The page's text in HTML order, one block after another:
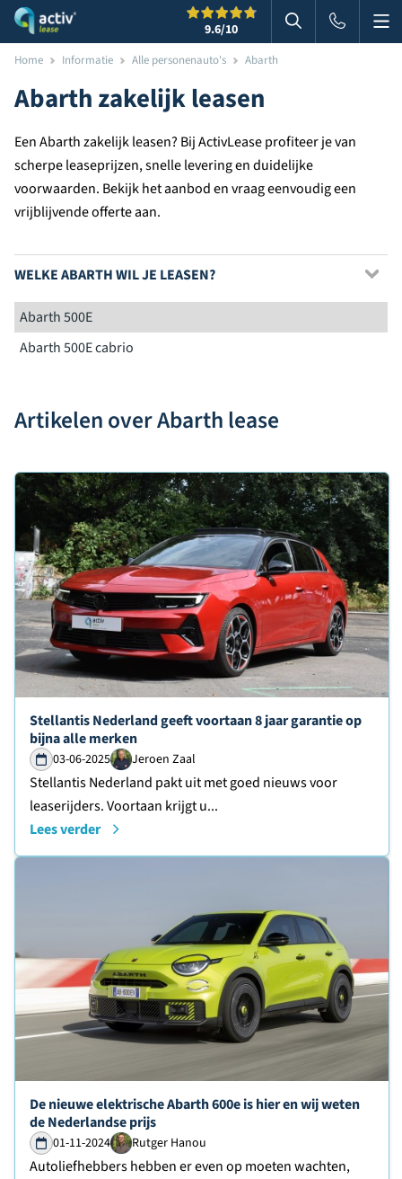
9.6/10 Zoeken in
Home Informatie Alle personenauto's Abarth
Abarth zakelijk leasen
Een Abarth zakelijk leasen? Bij ActivLease profiteer je van
scherpe leaseprijzen, snelle levering en duidelijke
voorwaarden. Bekijk het aanbod en vraag eenvoudig een
vrijblijvende offerte aan.
WELKE ABARTH WIL JE LEASEN?
Abarth 500E
Abarth 500E cabrio
Artikelen over Abarth lease
Lees verder over
Stellantis Nederland geeft voortaan 8 jaar garantie op
bijna alle merken
03-06-2025 Jeroen Zaal
Stellantis Nederland pakt uit met goed nieuws voor
leaserijders. Voortaan krijgt u...
Lees verder
Lees verder over
De nieuwe elektrische Abarth 600e is hier en wij weten
de Nederlandse prijs
01-11-2024 Rutger Hanou
Autoliefhebbers hebben er even op moeten wachten,